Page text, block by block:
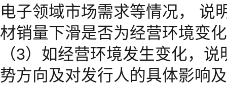
电子领域市场需求等情况， 说
材销量下滑是否为经营环境变
（3）如经营环境发生变化，
势方向及对发行人的具体影响